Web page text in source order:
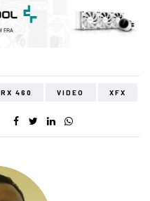
RX 460 VIDEO XFX